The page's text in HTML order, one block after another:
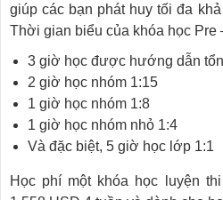
giúp các bạn phát huy tối đa
Thời gian biểu của khóa học Pre
3 giờ học được hướng dẫn
2 giờ học nhóm 1:15
1 giờ học nhóm 1:8
1 giờ học nhóm nhỏ 1:4
Và đặc biệt, 5 giờ học lớp 1:1
Học phí một khóa học luyện